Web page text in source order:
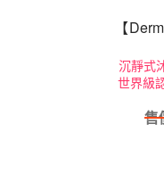
【
沉靜式
世界級
售